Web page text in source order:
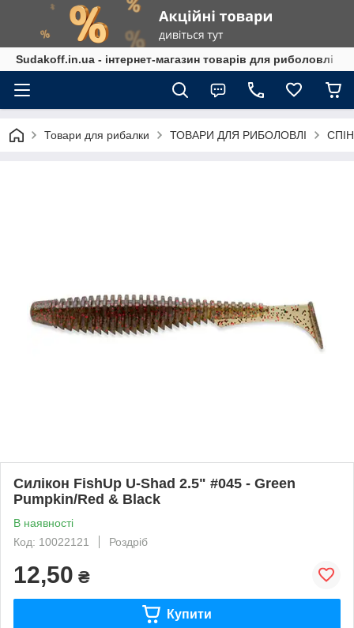
Sudakoff.in.ua - інтернет-магазин товарів для риболовлі
Товари для рибалки ТОВАРИ ДЛЯ РИБОЛОВЛІ
Силікон FishUp U-Shad 2.5" #045 - Green
Pumpkin/Red & Black
В наявності
Код: 10022121
Роздріб
12,50 ₴
Купити